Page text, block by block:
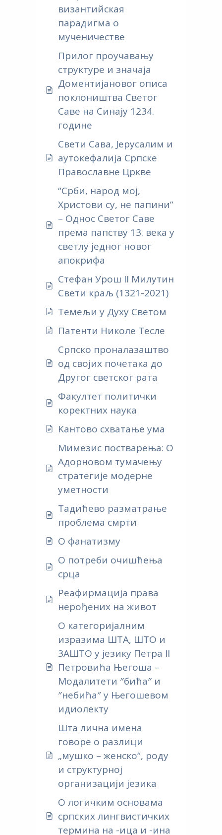
византийская
парадигма о
мученичестве
Прилог проучавању
структуре и значаја
Доментијановог описа
поклоништва Светог
Саве на Синају 1234.
године
Свети Сава, Јерусалим и
аутокефалија Српске
Православне Цркве
“Срби, народ мој,
Христови су, не папини”
– Однос Светог Саве
према папству 13. века у
светлу једног новог
апокрифа
Стефан Урош II Милутин
Свети краљ (1321-2021)
Темељи у Духу Светом
Патенти Николе Тесле
Српско проналазаштво
од својих почетака до
Другог светског рата
Факултет политички
коректних наука
Kантово схватање ума
Мимезис постварења: О
Адорновом тумачењу
стратегије модерне
уметности
Тадићево разматрање
проблема смрти
О фанатизму
О потреби очишћења
срца
Реафирмација права
нерођених на живот
О категоријалним
изразима ШТА, ШТО и
ЗАШТО у језику Петра II
Петровића Његоша –
Mодалитети ″бића″ и
″небића″ у Његошевом
идиолекту
Шта лична имена
говоре о разлици
„мушко – женско“, роду
и структурној
организацији језика
О логичким основама
српских лингвистичких
термина на -ица и -ина